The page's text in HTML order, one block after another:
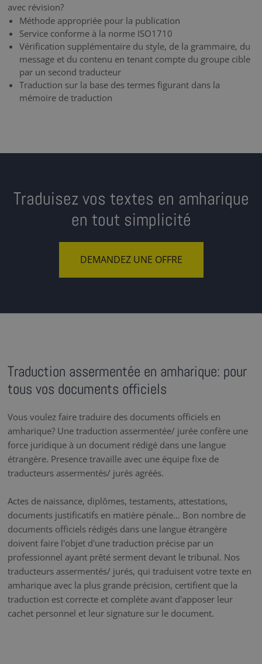
avec révision?
Méthode appropriée pour la publication
Service conforme à la norme ISO1710
Vérification supplémentaire du style, de la grammaire, du
message et du contenu en tenant compte du groupe cible
par un second traducteur
Traduction sur la base des termes figurant dans la
mémoire de traduction
Traduisez vos textes en amharique
en tout simplicité
DEMANDEZ UNE OFFRE
Traduction assermentée en amharique: pour
tous vos documents officiels
Vous voulez faire traduire des documents officiels en
amharique? Une traduction assermentée/ jurée confère une
force juridique à un document rédigé dans une langue
étrangère. Presence travaille avec une équipe fixe de
traducteurs assermentés/ jurés agréés.
Actes de naissance, diplômes, testaments, attestations,
documents justificatifs en matière pénale… Bon nombre de
documents officiels rédigés dans une langue étrangère
doivent faire l'objet d'une traduction précise par un
professionnel ayant prêté serment devant le tribunal. Nos
traducteurs assermentés/ jurés, qui traduisent votre texte en
amharique avec la plus grande précision, certifient que la
traduction est correcte et complète avant d'apposer leur
cachet personnel et leur signature sur le document.